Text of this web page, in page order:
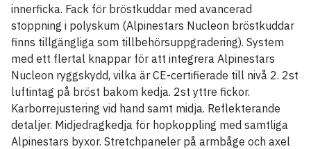
innerficka. Fack för bröstkuddar med avancerad
stoppning i polyskum (Alpinestars Nucleon bröstkuddar
finns tillgängliga som tillbehörsuppgradering). System
med ett flertal knappar för att integrera Alpinestars
Nucleon ryggskydd, vilka är CE-certifierade till nivå 2. 2st
luftintag på bröst bakom kedja. 2st yttre fickor.
Karborrejustering vid hand samt midja. Reflekterande
detaljer. Midjedragkedja för hopkoppling med samtliga
Alpinestars byxor. Stretchpaneler på armbåge och axel